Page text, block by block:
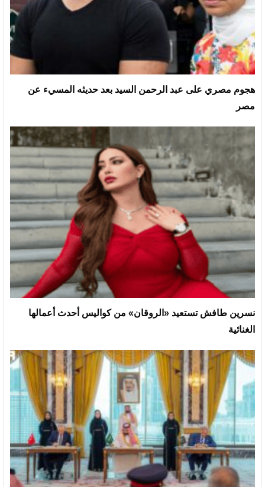
هجوم مصري على عبد الرحمن السيد بعد حديثه المسيء عن
مصر
نسرين طافش تستعيد «الروقان» من كواليس أحدث أعمالها
الغنائية